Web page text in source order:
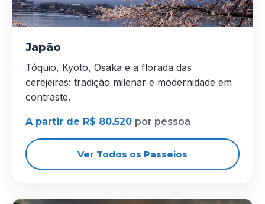
Japão
Tóquio, Kyoto, Osaka e a florada das
cerejeiras: tradição milenar e modernidade em
contraste.
A partir de R$ 80.520 por pessoa
Ver Todos os Passeios